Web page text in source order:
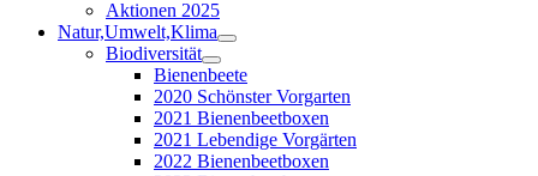
Aktionen 2025
Natur,Umwelt,Klima
Biodiversität
Bienenbeete
2020 Schönster Vorgarten
2021 Bienenbeetboxen
2021 Lebendige Vorgärten
2022 Bienenbeetboxen